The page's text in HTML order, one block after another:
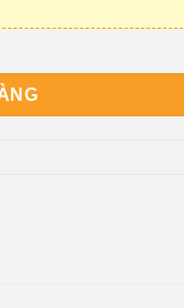
số lượng